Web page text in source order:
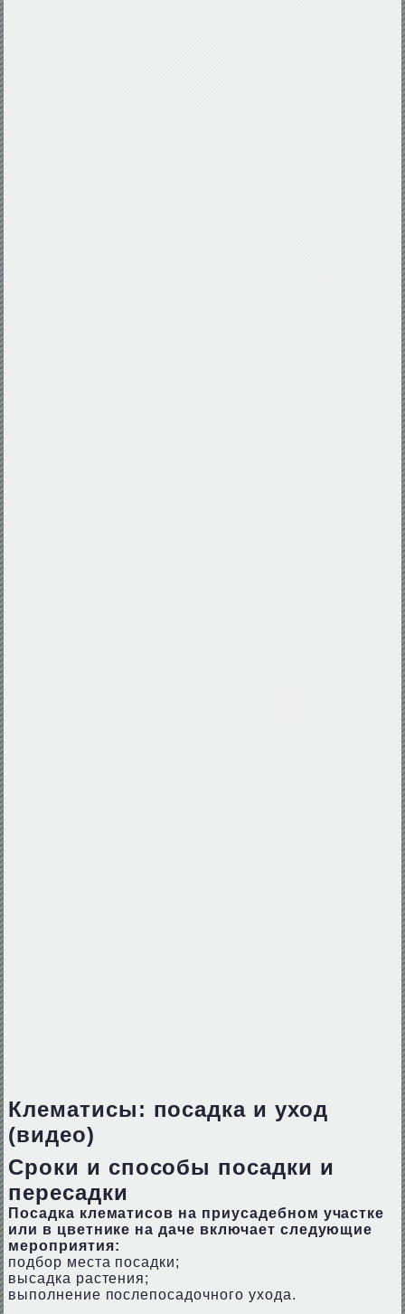
Клематисы: посадка и уход
(видео)
Сроки и способы посадки и
пересадки
Посадка клематисов на приусадебном участке
или в цветнике на даче включает следующие
мероприятия:
подбор места посадки;
высадка растения;
выполнение послепосадочного ухода.